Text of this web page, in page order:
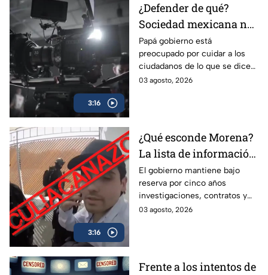
3:16
¿Defender de qué?
Sociedad mexicana no
necesita lineamientos
para saber qué ver en
los medios
Papá gobierno está
preocupado por cuidar a los
ciudadanos de lo que se dice
en los medios, pero esta
03 agosto, 2026
3:16
¿Qué esconde Morena?
La lista de información
que el gobierno
mantiene bajo llave
El gobierno mantiene bajo
reserva por cinco años
investigaciones, contratos y
obras públicas. Especialistas
03 agosto, 2026
Frente a los intentos de